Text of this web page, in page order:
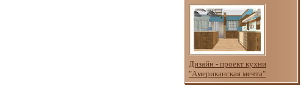
Дизайн - проект кухни
"Американская мечта"